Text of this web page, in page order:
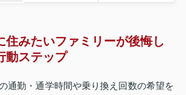
住みたいファミリーが後悔し
動ステップ
通勤・通学時間や乗り換え回数の希望を